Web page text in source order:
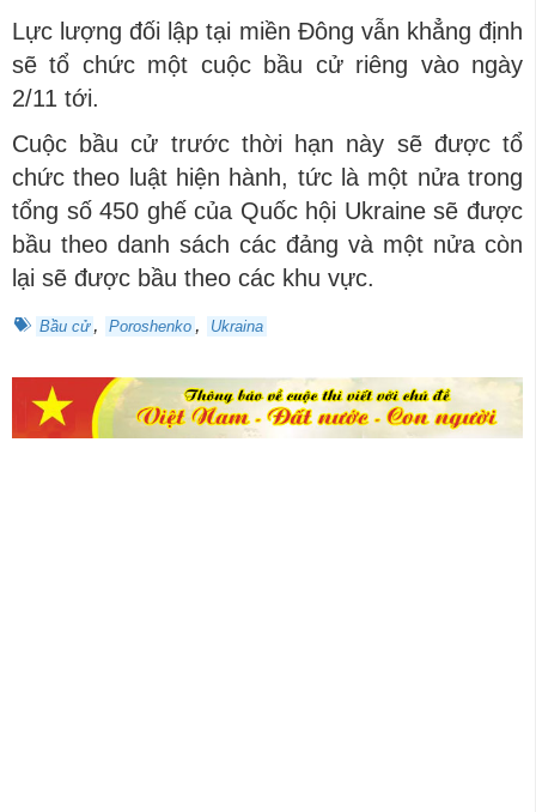
Lực lượng đối lập tại miền Đông vẫn khẳng định
sẽ tổ chức một cuộc bầu cử riêng vào ngày
2/11 tới.
Cuộc bầu cử trước thời hạn này sẽ được tổ
chức theo luật hiện hành, tức là một nửa trong
tổng số 450 ghế của Quốc hội Ukraine sẽ được
bầu theo danh sách các đảng và một nửa còn
lại sẽ được bầu theo các khu vực.
Bầu cử , Poroshenko , Ukraina